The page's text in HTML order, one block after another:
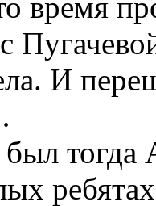
время
И